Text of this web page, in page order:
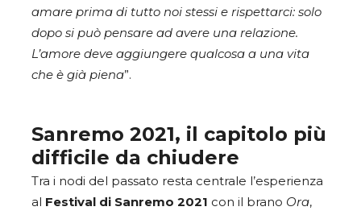
amare prima di tutto noi stessi e rispettarci: solo
dopo si può pensare ad avere una relazione.
L’amore deve aggiungere qualcosa a una vita
che è già piena”.
Sanremo 2021, il capitolo più
difficile da chiudere
Tra i nodi del passato resta centrale l’esperienza
al Festival di Sanremo 2021 con il brano Ora,